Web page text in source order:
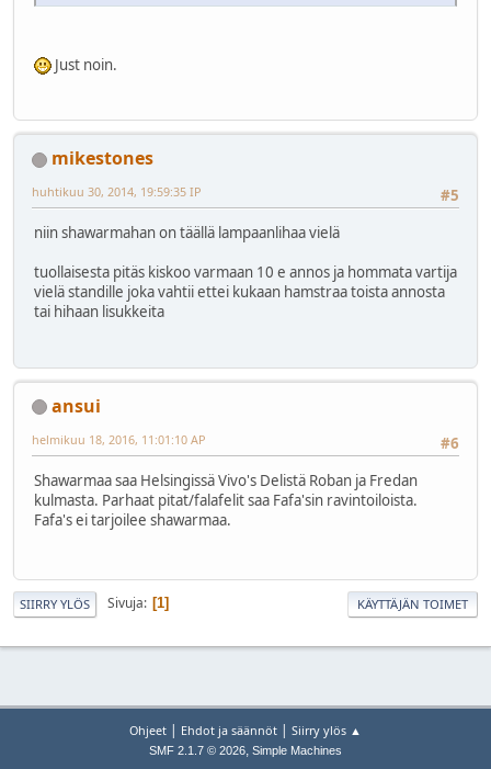
Just noin.
mikestones
#5
huhtikuu 30, 2014, 19:59:35 IP
niin shawarmahan on täällä lampaanlihaa vielä
tuollaisesta pitäs kiskoo varmaan 10 e annos ja hommata vartija
vielä standille joka vahtii ettei kukaan hamstraa toista annosta
tai hihaan lisukkeita
ansui
#6
helmikuu 18, 2016, 11:01:10 AP
Shawarmaa saa Helsingissä Vivo's Delistä Roban ja Fredan
kulmasta. Parhaat pitat/falafelit saa Fafa'sin ravintoiloista.
Fafa's ei tarjoilee shawarmaa.
SIIRRY YLÖS Sivuja 1 KÄYTTÄJÄN TOIMET
Ohjeet | Ehdot ja säännöt | Siirry ylös ▲
SMF 2.1.7 © 2026, Simple Machines